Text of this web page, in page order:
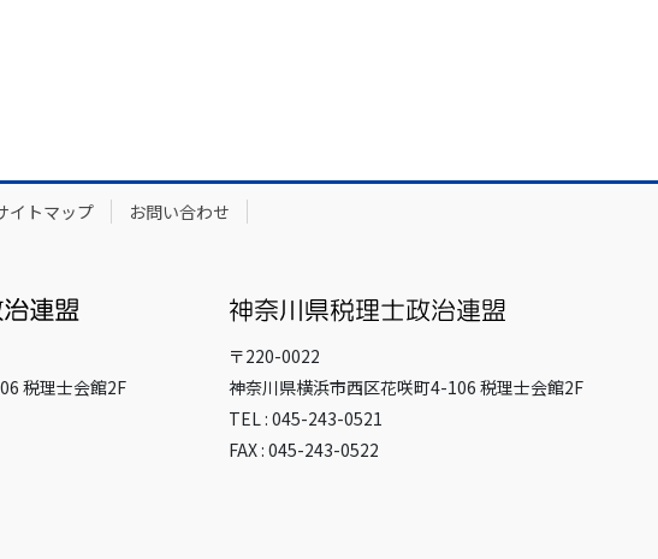
イトマップ お問い合わせ
税理士会館2F
〒220-0022
神奈川県横浜市西区花咲町4-106 税理士会館2F
TEL : 045-243-0521
FAX : 045-243-0522